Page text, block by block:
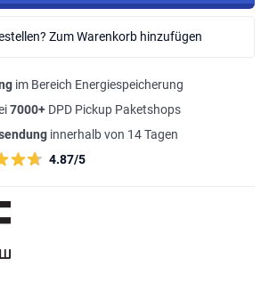
Zum Warenkorb hinzufügen
im Bereich Energiespeicherung
7000+ DPD Pickup Paketshops
innerhalb von 14 Tagen
4.87/5